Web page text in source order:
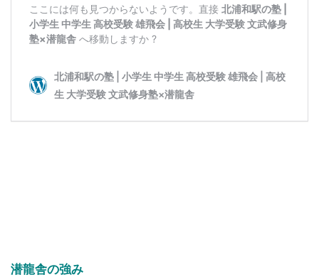
潜龍舎の強み